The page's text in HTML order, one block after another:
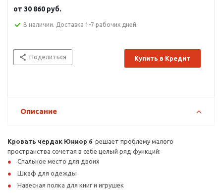
от 30 860 руб.
В наличии. Доставка 1-7 рабочих дней.
Поделиться Купить в Кредит
Описание
Кровать чердак Юниор 6 решает проблему малого
пространства сочетая в себе целый ряд функций:
Спальное место для двоих
Шкаф для одежды
Навесная полка для книг и игрушек